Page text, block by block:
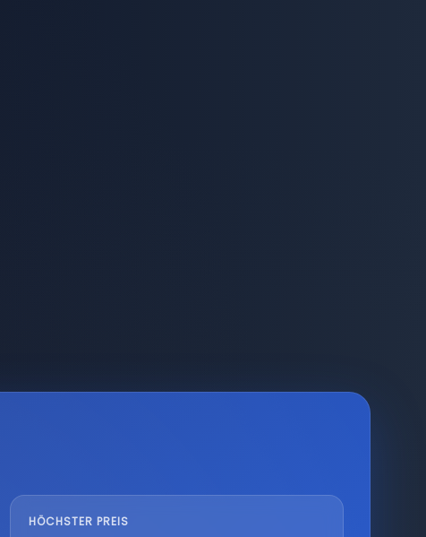
HÖCHSTER PREIS